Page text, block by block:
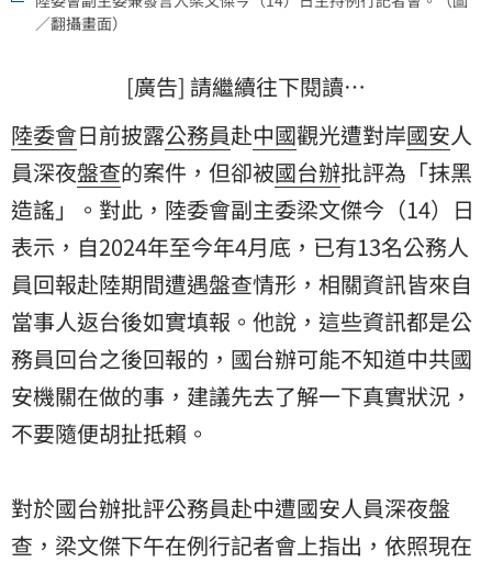
／翻攝畫面）
[廣告] 請繼續往下閱讀…
陸委會日前披露公務員赴中國觀光遭對岸國安人
員深夜盤查的案件，但卻被國台辦批評為「抹黑
造謠」。對此，陸委會副主委梁文傑今（14）日
表示，自2024年至今年4月底，已有13名公務人
員回報赴陸期間遭遇盤查情形，相關資訊皆來自
當事人返台後如實填報。他說，這些資訊都是公
務員回台之後回報的，國台辦可能不知道中共國
安機關在做的事，建議先去了解一下真實狀況，
不要隨便胡扯抵賴。
對於國台辦批評公務員赴中遭國安人員深夜盤
查，梁文傑下午在例行記者會上指出，依照現在